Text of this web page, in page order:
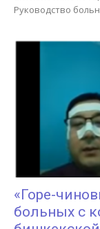
Руководство
«Горе-
больных с